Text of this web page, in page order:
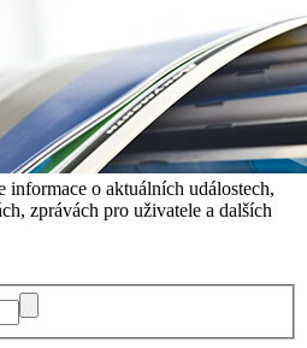
informace o aktuálních událostech,
zprávách pro uživatele a dalších